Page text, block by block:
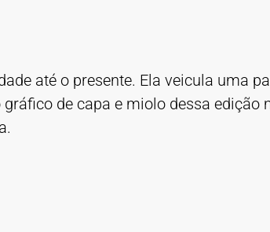
até o presente. Ela veicula uma
de capa e miolo dessa